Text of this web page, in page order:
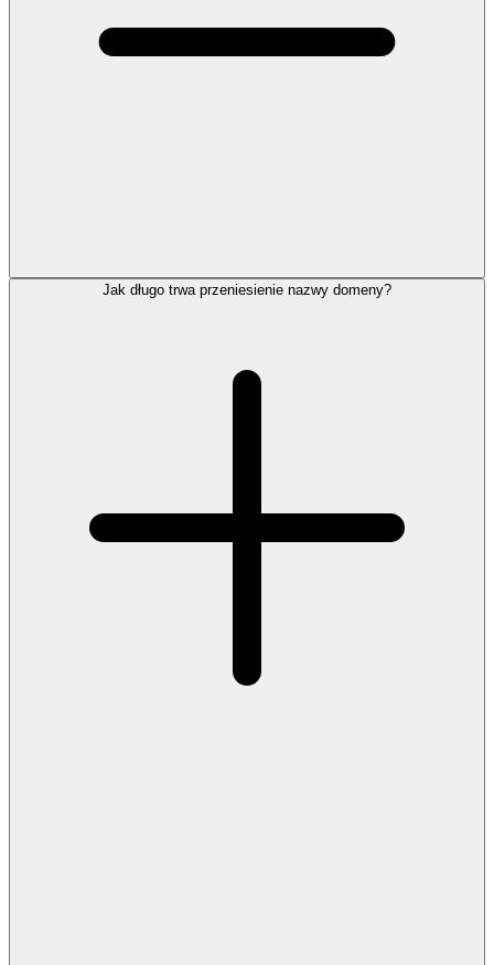
Jak długo trwa przeniesienie nazwy domeny?